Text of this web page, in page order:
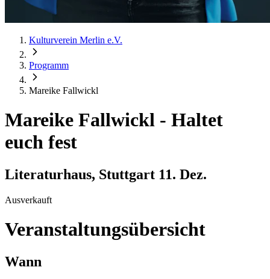
Kulturverein Merlin e.V.
Programm
Mareike Fallwickl
Mareike Fallwickl - Haltet
euch fest
Literaturhaus, Stuttgart 11. Dez.
Ausverkauft
Veranstaltungsübersicht
Wann